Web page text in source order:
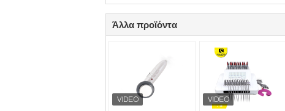
Άλλα προϊόντα